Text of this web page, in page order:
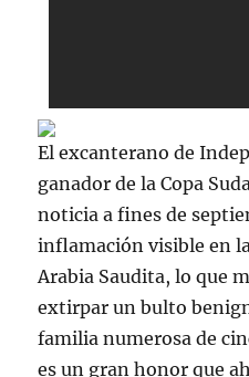
El excanterano de
ganador de la Copa
noticia a fines de
inflamación visible en
Arabia Saudita, lo que
extirpar un bulto
familia numerosa de
es un gran honor que